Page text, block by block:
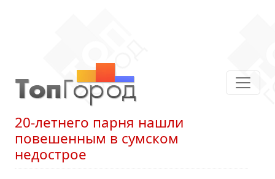
20-летнего парня нашли
повешенным в сумском
недострое